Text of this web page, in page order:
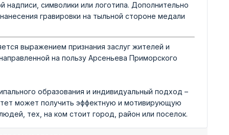
надписи, символики или логотипа. Дополнительно
гравировки на тыльной стороне медали
выражением признания заслуг жителей и
на пользу Арсеньева Приморского
образования и индивидуальный подход –
может получить эффектную и мотивирующую
тех, на ком стоит город, район или поселок.